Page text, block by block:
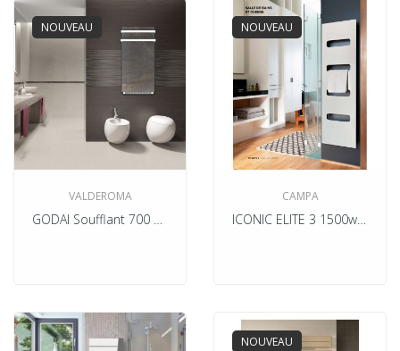
NOUVEAU
VALDEROMA
GODAI Soufflant 700 + 1000W Electrique
NOUVEAU
CAMPA
ICONIC ELITE 3 1500w Blanc Mat Campa
NOUVEAU